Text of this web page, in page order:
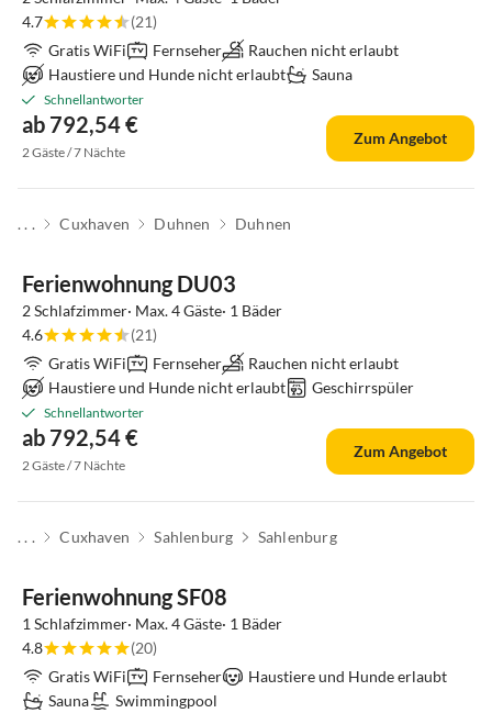
4.7
(21)
Gratis WiFi
Fernseher
Rauchen nicht erlaubt
Haustiere und Hunde nicht erlaubt
Sauna
Schnellantworter
ab 792,54 €
2 Gäste / 7 Nächte
Zum Angebot
. . . Cuxhaven Duhnen Duhnen
Ferienwohnung DU03
2 Schlafzimmer· Max. 4 Gäste· 1 Bäder
4.6
(21)
Gratis WiFi
Fernseher
Rauchen nicht erlaubt
Haustiere und Hunde nicht erlaubt
Geschirrspüler
Schnellantworter
ab 792,54 €
2 Gäste / 7 Nächte
Zum Angebot
. . . Cuxhaven Sahlenburg Sahlenburg
Ferienwohnung SF08
1 Schlafzimmer· Max. 4 Gäste· 1 Bäder
4.8
(20)
Gratis WiFi
Fernseher
Haustiere und Hunde erlaubt
Sauna
Swimmingpool